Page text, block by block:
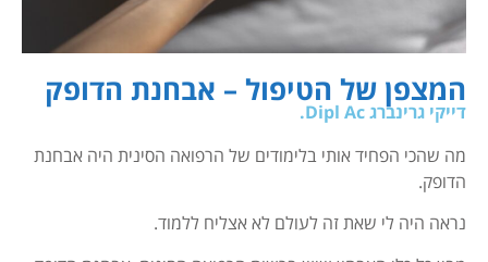
המצפן של הטיפול – אבחנת הדופק
דייקי גרינברג Dipl Ac.
מה שהכי הפחיד אותי בלימודים של הרפואה הסינית היה אבחנת
הדופק.
נראה היה לי שאת זה לעולם לא אצליח ללמוד.